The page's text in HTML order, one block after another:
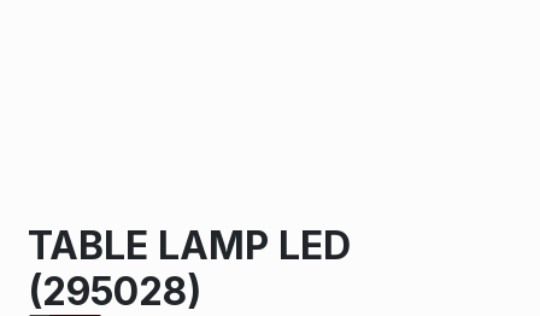
TABLE LAMP LED
(295028)